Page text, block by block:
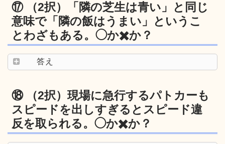
⑰ （2択）「隣の芝生は青い」と同じ
意味で「隣の飯はうまい」というこ
とわざもある。◯か✖️か？
答え
⑱ （2択）現場に急行するパトカーも
スピードを出しすぎるとスピード違
反を取られる。◯か✖️か？